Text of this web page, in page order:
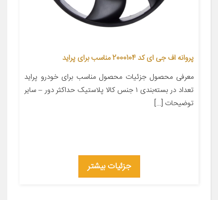
پروانه اف جی ای کد 2000104 مناسب برای پراید
معرفی محصول جزئیات محصول مناسب برای خودرو پراید
تعداد در بسته‌بندی ۱ جنس کالا پلاستیک حداکثر دور – سایر
توضیحات […]
جزئیات بیشتر